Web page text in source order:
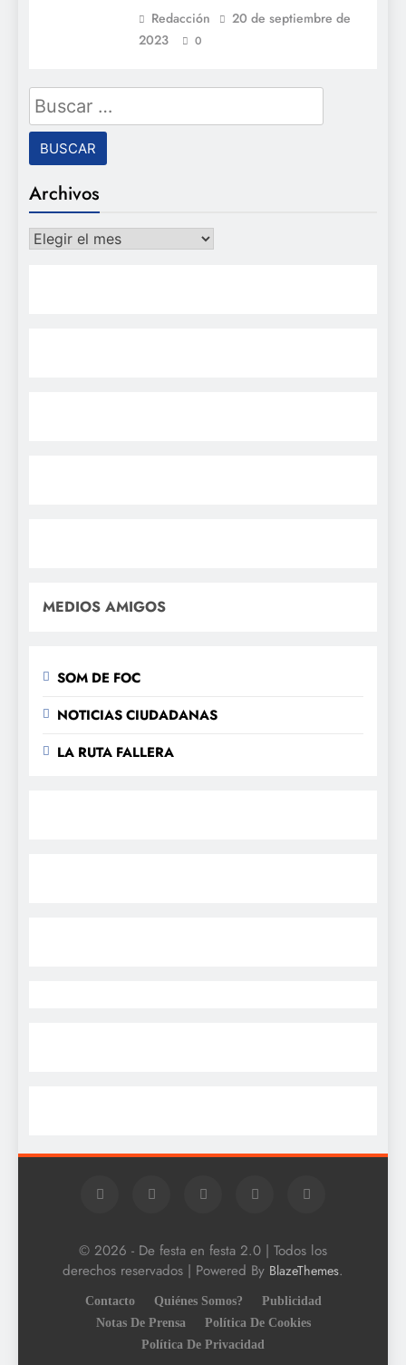
Redacción
20 de septiembre de
2023
0
Buscar:
Archivos
Archivos
MEDIOS AMIGOS
SOM DE FOC
NOTICIAS CIUDADANAS
LA RUTA FALLERA
© 2026 - De festa en festa 2.0 | Todos los
derechos reservados | Powered By BlazeThemes.
Contacto Quiénes Somos?
Publicidad
Notas De Prensa
Política De Cookies
Política De Privacidad